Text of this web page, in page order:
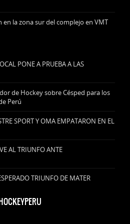
en la zona sur del complejo en VMT
PONE A PRUEBA A LAS
de Hockey sobre Césped para los
Perú
SPORT Y OMA EMPATARON EN EL
AL TRIUNFO ANTE
TRIUNFO DE MATER